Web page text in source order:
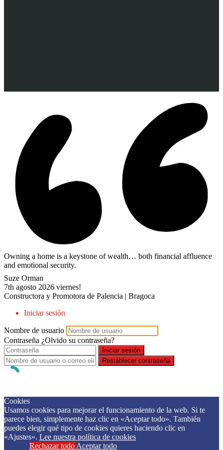
Owning a home is a keystone of wealth… both financial affluence
and emotional security.
Suze Orman
7th agosto 2026 viernes!
Constructora y Promotora de Palencia | Bragoca
Iniciar sesión
Nombre de usuario
Contraseña ¿Olvido su contraseña?
Iniciar sesión
Restablecer contraseña
Cookies
Usamos cookies para mejorar el funcionamiento de la web. Si te
parece bien, simplemente haz clic en «Aceptar todo». También
puedes elegir qué tipo de cookies quieres haciendo clic en
«Ajustes». Lee nuestra política de cookies
Rechazar todo Aceptar todo